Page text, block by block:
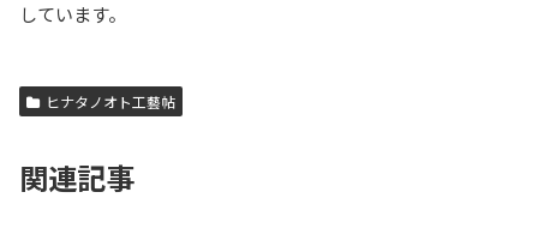
しています。
ヒナタノオト工藝帖
関連記事